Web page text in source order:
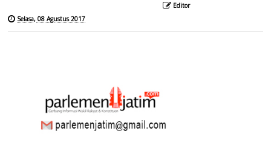
Editor
Selasa, 08 Agustus 2017